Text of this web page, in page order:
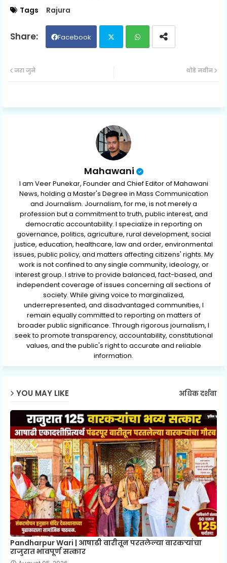
Tags Rajura
Facebook
ap
थोडे नवीन
जरा जुने
Mahawani
I am Veer Punekar, Founder and Chief Editor of Mahawani
News, holding a Master's Degree in Mass Communication
and Journalism. Journalism, for me, is not merely a
profession but a commitment to truth, public interest, and
democratic accountability. I specialize in reporting on
governance, politics, agriculture, rural development, social
justice, education, healthcare, law and order, environmental
issues, public policy, and matters affecting citizens' rights. My
work is not confined to any single community, ideology, or
interest group. I strive to provide balanced, fact-based, and
independent coverage of issues concerning all sections of
society. While giving voice to marginalized,
underrepresented, and disadvantaged communities, I
remain equally committed to reporting on matters of
broader public significance. Through rigorous journalism, I
seek to promote transparency, accountability, constitutional
values, and the public's right to accurate and reliable
information.
YOU MAY LIKE अधिक दर्शवा
Pandharpur Wari | आषाढी वारीतून परतलेल्या वारकऱ्यांचा
राजुरात भावपूर्ण सत्कार